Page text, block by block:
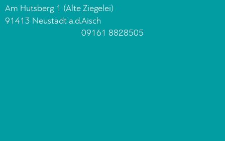
Am Hutsberg 1 (Alte Ziegelei)
91413 Neustadt a.d.Aisch
09161 8828505